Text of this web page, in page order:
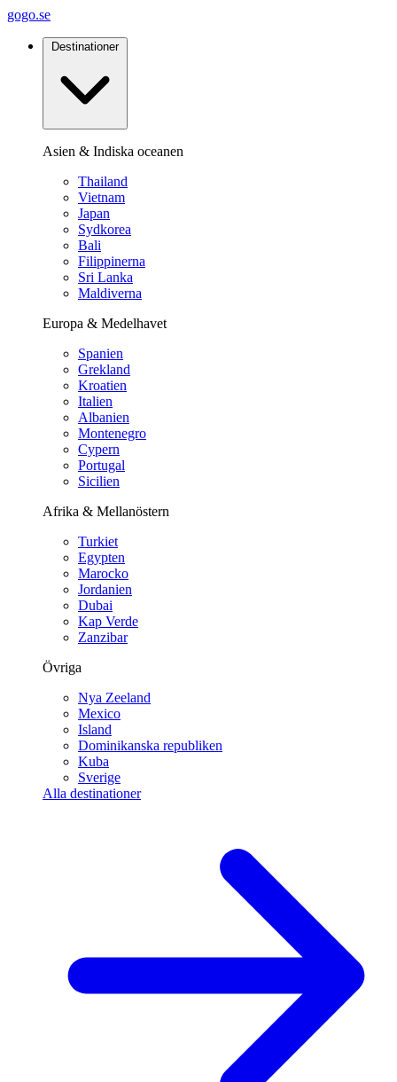
gogo.se
Destinationer
Asien & Indiska oceanen
Thailand
Vietnam
Japan
Sydkorea
Bali
Filippinerna
Sri Lanka
Maldiverna
Europa & Medelhavet
Spanien
Grekland
Kroatien
Italien
Albanien
Montenegro
Cypern
Portugal
Sicilien
Afrika & Mellanöstern
Turkiet
Egypten
Marocko
Jordanien
Dubai
Kap Verde
Zanzibar
Övriga
Nya Zeeland
Mexico
Island
Dominikanska republiken
Kuba
Sverige
Alla destinationer